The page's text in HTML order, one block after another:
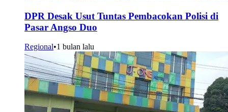
DPR Desak Usut Tuntas Pembacokan Polisi di
Pasar Angso Duo
Regional•1 bulan lalu